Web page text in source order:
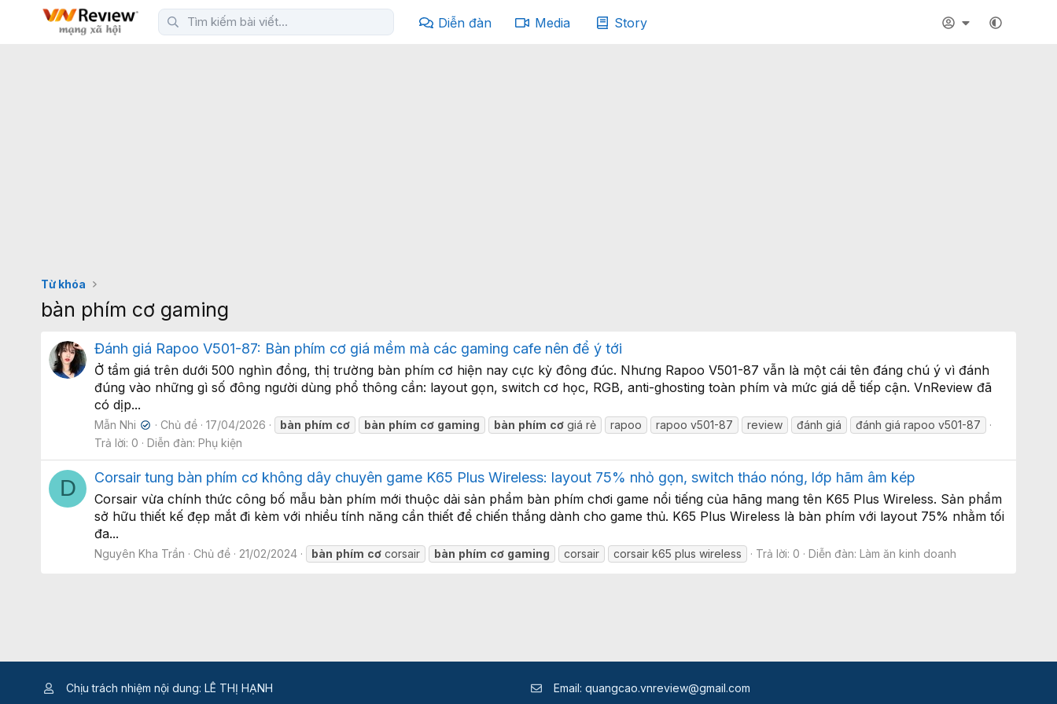
Diễn đàn Media Story
Từ khóa
bàn phím cơ gaming
Đánh giá Rapoo V501-87: Bàn phím cơ giá mềm mà các gaming cafe nên để ý tới
Ở tầm giá trên dưới 500 nghìn đồng, thị trường bàn phím cơ hiện nay cực kỳ đông đúc. Nhưng Rapoo V501-87 vẫn là một cái tên đáng chú ý vì đánh
đúng vào những gì số đông người dùng phổ thông cần: layout gọn, switch cơ học, RGB, anti-ghosting toàn phím và mức giá dễ tiếp cận. VnReview đã
có dịp...
Mẫn Nhi ✔ Chủ đề 17/04/2026 bàn phím cơ bàn phím cơ gaming bàn phím cơ giá rẻ rapoo rapoo v501-87 review đánh giá
đánh giá rapoo v501-87
Trả lời: 0
Diễn đàn: Phụ kiện
D Corsair tung bàn phím cơ không dây chuyên game K65 Plus Wireless: layout 75% nhỏ gọn, switch tháo nóng, lớp hãm âm kép
Corsair vừa chính thức công bố mẫu bàn phím mới thuộc dải sản phẩm bàn phím chơi game nổi tiếng của hãng mang tên K65 Plus Wireless. Sản phẩm
sở hữu thiết kế đẹp mắt đi kèm với nhiều tính năng cần thiết để chiến thắng dành cho game thủ. K65 Plus Wireless là bàn phím với layout 75% nhằm tối
đa...
Nguyên Kha Trần Chủ đề 21/02/2024 bàn phím cơ corsair bàn phím cơ gaming corsair corsair k65 plus wireless Trả lời: 0 Diễn đàn: Làm ăn kinh doanh
Chịu trách nhiệm nội dung: LÊ THỊ HẠNH Email: quangcao.vnreview@gmail.com